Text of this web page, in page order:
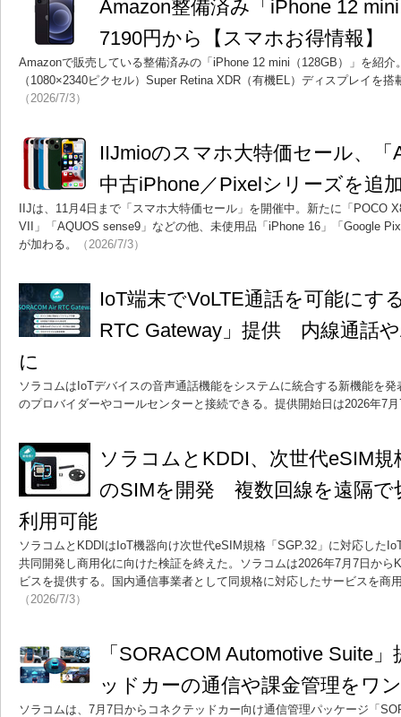
Amazon整備済み「iPhone 12
7190円から【スマホお得情報】
Amazonで販売している整備済みの「iPhone 12 mini（128GB）」を紹
（1080×2340ピクセル）Super Retina XDR（有機EL）ディスプレイを
（2026/7/3）
IIJmioのスマホ大特価セール、「
中古iPhone／Pixelシリーズを追
IIJは、11月4日まで「スマホ大特価セール」を開催中。新たに「POCO
VII」「AQUOS sense9」などの他、未使用品「iPhone 16」「Google
が加わる。
（2026/7/3）
IoT端末でVoLTE通話を可能にす
RTC Gateway」提供 内線通話
に
ソラコムはIoTデバイスの音声通話機能をシステムに統合する新機能を
のプロバイダーやコールセンターと接続できる。提供開始日は2026年7
ソラコムとKDDI、次世代eSIM規
のSIMを開発 複数回線を遠隔で
利用可能
ソラコムとKDDIはIoT機器向け次世代eSIM規格「SGP.32」に対応した
共同開発し商用化に向けた検証を終えた。ソラコムは2026年7月7日から
ビスを提供する。国内通信事業者として同規格に対応したサービスを商
（2026/7/3）
「SORACOM Automotive Suite
ッドカーの通信や課金管理をワ
ソラコムは、7月7日からコネクテッドカー向け通信管理パッケージ「